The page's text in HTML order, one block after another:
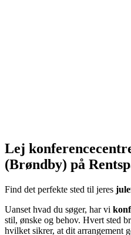
Lej
(Brøndby) på
Find det perfekte sted til jeres
Uanset hvad du søger, har vi
stil, ønske og behov. Hvert sted
hvilket sikrer, at dit arrangement